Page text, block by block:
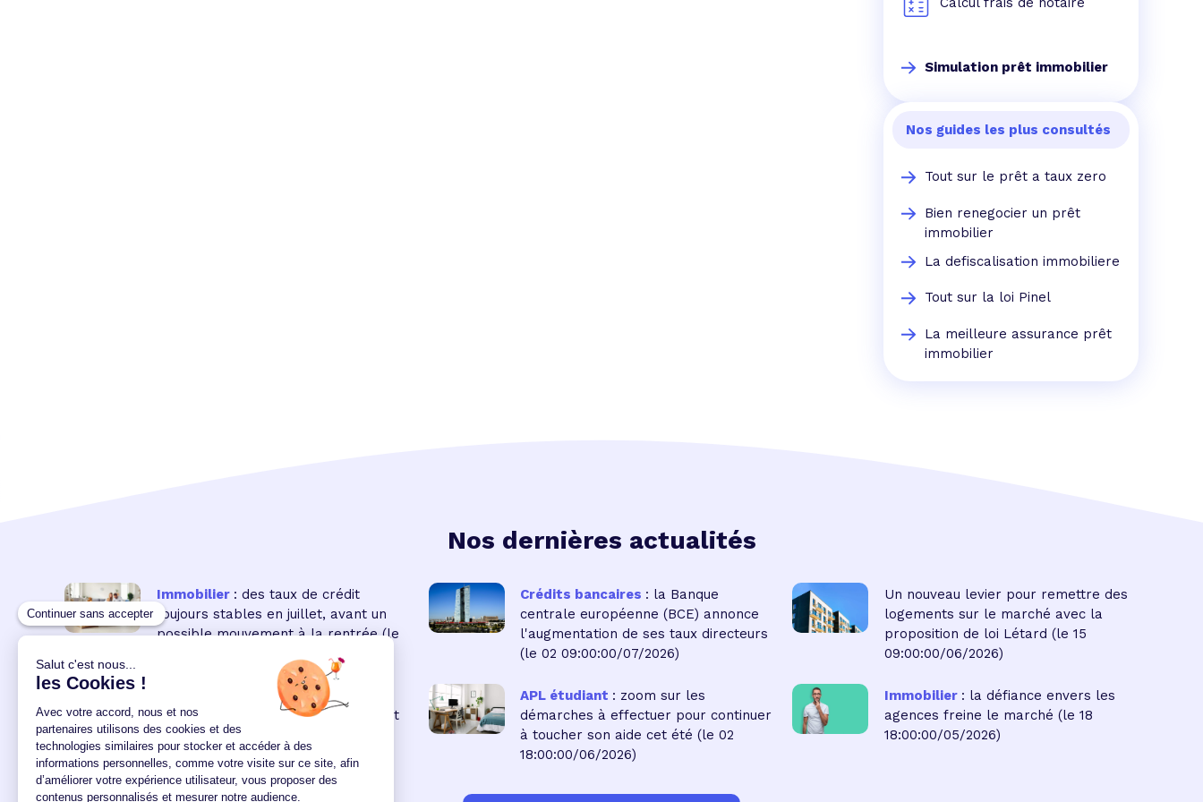
Simulation prêt immobilier
Nos guides les plus consultés
Tout sur le prêt a taux zero
Bien renegocier un prêt
immobilier
La defiscalisation immobiliere
Tout sur la loi Pinel
La meilleure assurance prêt
immobilier
Nos dernières actualités
Immobilier : des taux de crédit
toujours stables en juillet, avant un
possible mouvement à la rentrée (le
Crédits bancaires : la Banque
centrale européenne (BCE) annonce
l'augmentation de ses taux directeurs
(le 02 09:00:00/07/2026)
Un nouveau levier pour remettre des
logements sur le marché avec la
proposition de loi Létard (le 15
09:00:00/06/2026)
: la remontée des
taux réduit encore le pouvoir d'achat
des acquéreurs
12:00:00/06/2026)
APL étudiant : zoom sur les
démarches à effectuer pour continuer
à toucher son aide cet été (le 02
18:00:00/06/2026)
Immobilier : la défiance envers les
agences freine le marché (le 18
18:00:00/05/2026)